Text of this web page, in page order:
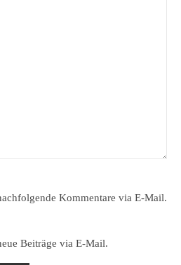
Kommentare via E-Mail.
Beiträge via E-Mail.